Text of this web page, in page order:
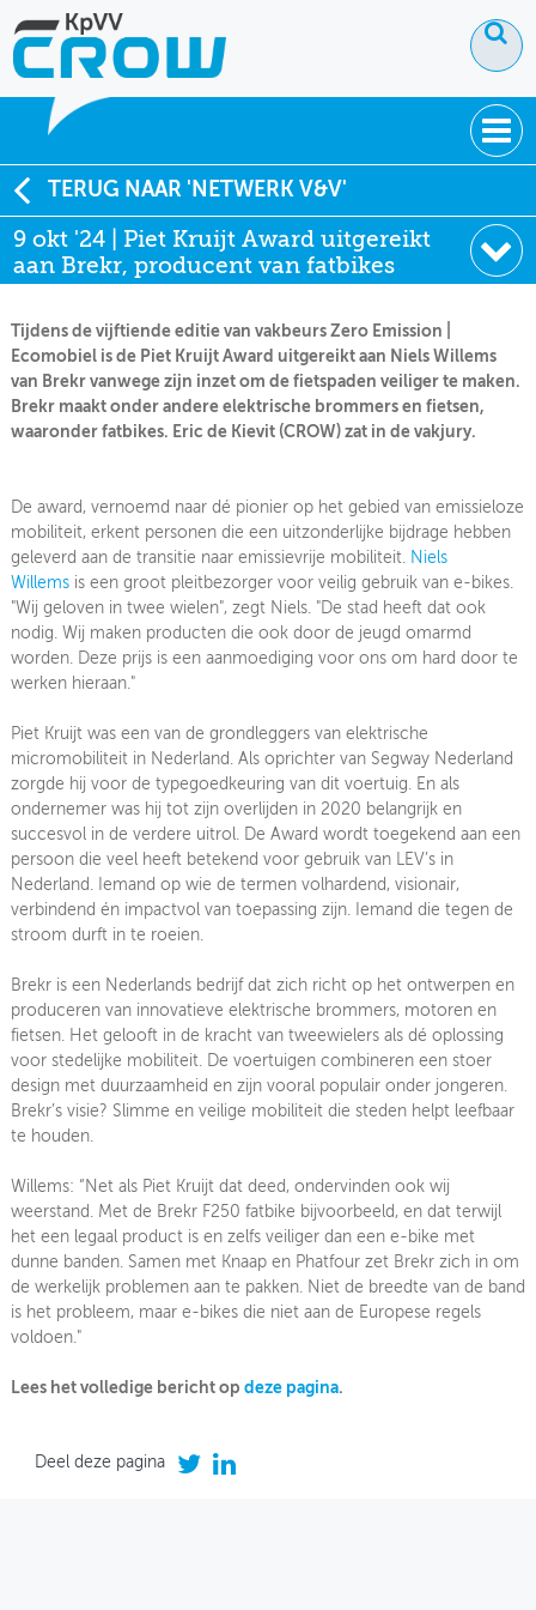
OVER KPVV
NIEUWS
KENNIS
NETWERK V&V
TERUG NAAR 'NETWERK V&V'
9 okt '24 | Piet Kruijt Award uitgereikt
aan Brekr, producent van fatbikes
Tijdens de vijftiende editie van vakbeurs Zero Emission |
Ecomobiel is de Piet Kruijt Award uitgereikt aan Niels Willems
van Brekr vanwege zijn inzet om de fietspaden veiliger te maken.
Brekr maakt onder andere elektrische brommers en fietsen,
waaronder fatbikes. Eric de Kievit (CROW) zat in de vakjury.
De award, vernoemd naar dé pionier op het gebied van emissieloze
mobiliteit, erkent personen die een uitzonderlijke bijdrage hebben
geleverd aan de transitie naar emissievrije mobiliteit. Niels
Willemsis een groot pleitbezorger voor veilig gebruik van e-bikes.
"Wij geloven in twee wielen", zegt Niels. "De stad heeft dat ook
nodig. Wij maken producten die ook door de jeugd omarmd
worden. Deze prijs is een aanmoediging voor ons om hard door te
werken hieraan."
Piet Kruijt was een van de grondleggers van elektrische
micromobiliteit in Nederland. Als oprichter van Segway Nederland
zorgde hij voor de typegoedkeuring van dit voertuig. En als
ondernemer was hij tot zijn overlijden in 2020 belangrijk en
succesvol in de verdere uitrol. De Award wordt toegekend aan een
persoon die veel heeft betekend voor gebruik van LEV’s in
Nederland. Iemand op wie de termen volhardend, visionair,
verbindend én impactvol van toepassing zijn. Iemand die tegen de
stroom durft in te roeien.
Brekr is een Nederlands bedrijf dat zich richt op het ontwerpen en
produceren van innovatieve elektrische brommers, motoren en
fietsen. Het gelooft in de kracht van tweewielers als dé oplossing
voor stedelijke mobiliteit. De voertuigen combineren een stoer
design met duurzaamheid en zijn vooral populair onder jongeren.
Brekr’s visie? Slimme en veilige mobiliteit die steden helpt leefbaar
te houden.
Willems: “Net als Piet Kruijt dat deed, ondervinden ook wij
weerstand. Met de Brekr F250 fatbike bijvoorbeeld, en dat terwijl
het een legaal product is en zelfs veiliger dan een e-bike met
dunne banden. Samen met Knaap en Phatfour zet Brekr zich in om
de werkelijk problemen aan te pakken. Niet de breedte van de band
is het probleem, maar e-bikes die niet aan de Europese regels
voldoen."
Lees het volledige bericht op deze pagina.
Deel deze pagina